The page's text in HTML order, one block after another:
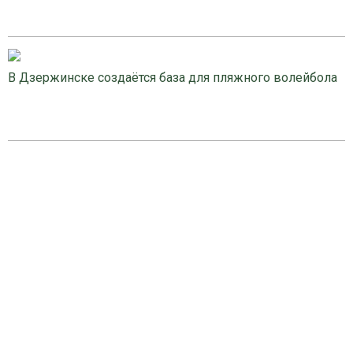
В Дзержинске создаётся база для пляжного волейбола